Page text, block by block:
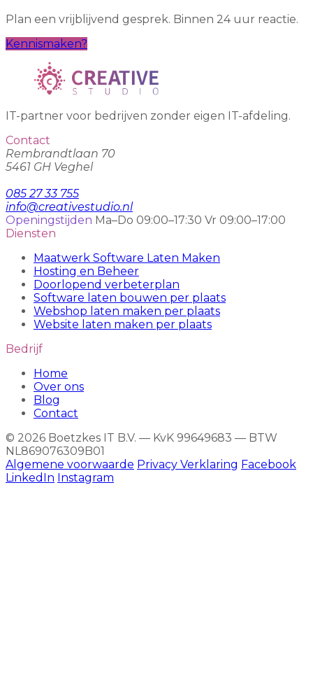
Plan een vrijblijvend gesprek. Binnen 24 uur reactie.
Kennismaken?
IT-partner voor bedrijven zonder eigen IT-afdeling.
Contact
Rembrandtlaan 70
5461 GH Veghel
085 27 33 755
info@creativestudio.nl
Openingstijden Ma–Do 09:00–17:30 Vr 09:00–17:00
Diensten
Maatwerk Software Laten Maken
Hosting en Beheer
Doorlopend verbeterplan
Software laten bouwen per plaats
Webshop laten maken per plaats
Website laten maken per plaats
Bedrijf
Home
Over ons
Blog
Contact
© 2026 Boetzkes IT B.V. — KvK 99649683 — BTW
NL869076309B01
Algemene voorwaarde Privacy Verklaring Facebook
LinkedIn Instagram